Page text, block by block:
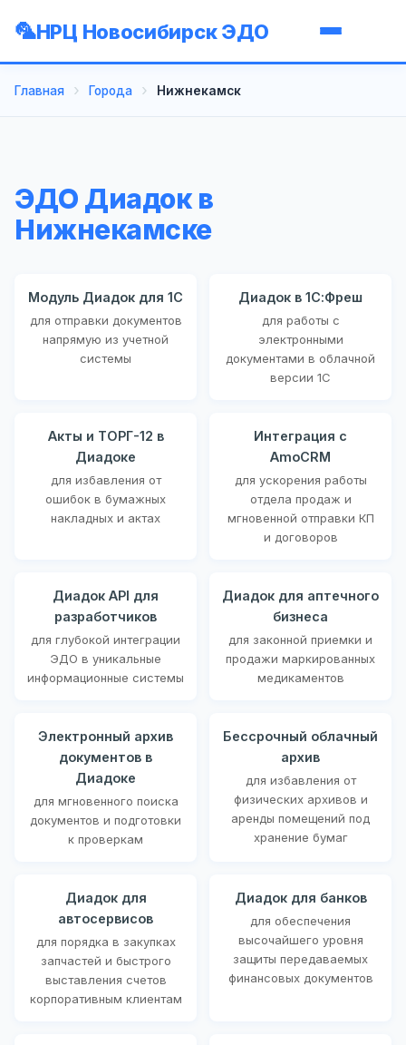
НРЦ Новосибирск ЭДО
Главная Города Нижнекамск
ЭДО Диадок в
Нижнекамске
Модуль Диадок для 1С
для отправки документов
напрямую из учетной
системы
Диадок в 1С:Фреш
для работы с
электронными
документами в облачной
версии 1С
Акты и ТОРГ-12 в
Диадоке
для избавления от
ошибок в бумажных
накладных и актах
Интеграция с
AmoCRM
для ускорения работы
отдела продаж и
мгновенной отправки КП
и договоров
Диадок API для
разработчиков
для глубокой интеграции
ЭДО в уникальные
информационные системы
Диадок для аптечного
бизнеса
для законной приемки и
продажи маркированных
медикаментов
Электронный архив
документов в
Диадоке
для мгновенного поиска
документов и подготовки
к проверкам
Бессрочный облачный
архив
для избавления от
физических архивов и
аренды помещений под
хранение бумаг
Диадок для
автосервисов
для порядка в закупках
запчастей и быстрого
выставления счетов
корпоративным клиентам
Диадок для банков
для обеспечения
высочайшего уровня
защиты передаваемых
финансовых документов